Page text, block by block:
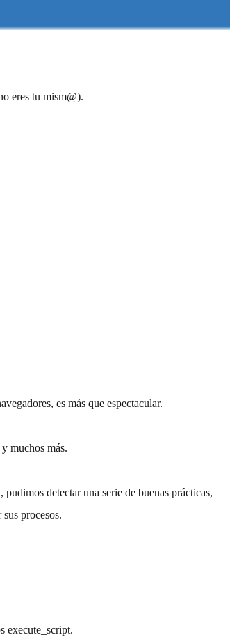
eres tu mism@).
es más que espectacular.
muchos más.
detectar una serie de buenas prácticas,
procesos.
execute_script.